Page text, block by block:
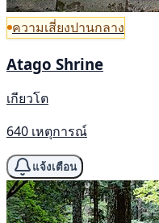
ความเสี่ยงปานกลาง
Atago Shrine
เกียวโต
640 เหตุการณ์
แจ้งเตือน